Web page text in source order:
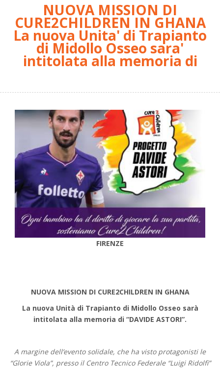
NUOVA MISSION DI
CURE2CHILDREN IN GHANA
La nuova Unita' di Trapianto
di Midollo Osseo sara'
intitolata alla memoria di
FIRENZE
NUOVA MISSION DI CURE2CHILDREN IN GHANA
La nuova Unità di Trapianto di Midollo Osseo sarà
intitolata alla memoria di “DAVIDE ASTORI”.
A margine dell’evento solidale, che ha visto protagonisti le
“Glorie Viola”, presso il Centro Tecnico Federale “Luigi Ridolfi”